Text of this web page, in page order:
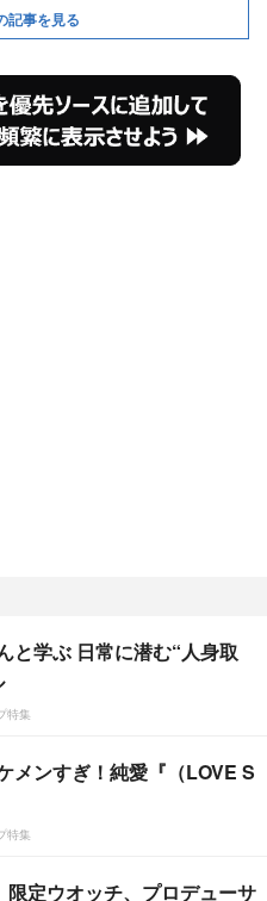
記事を見る
と学ぶ 日常に潜む“人身取
特集
メンすぎ！純愛『（LOVE S
特集
限定ウオッチ、プロデューサ